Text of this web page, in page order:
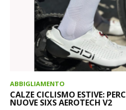
ABBIGLIAMENTO
CALZE CICLISMO ESTIVE:
NUOVE SIXS AEROTECH V2